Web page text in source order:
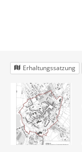
Erhaltungssatzung